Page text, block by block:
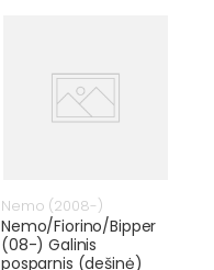
Nemo (2008-)
Nemo/Fiorino/Bipper
(08-) Galinis
posparnis (dešinė)